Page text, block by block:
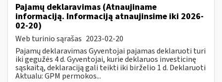
Pajamų deklaravimas (Atnaujiname
informaciją. Informaciją atnaujinsime iki 2026-
02-20)
Web turinio sąrašas 2023-02-20
Pajamų deklaravimas Gyventojai pajamas deklaruoti turi
iki gegužės 4 d. Gyventojai, kurie deklaruos investicinę
sąskaitą, deklaraciją gali teikti iki birželio 1 d. Deklaruoti
Aktualu: GPM permokos...